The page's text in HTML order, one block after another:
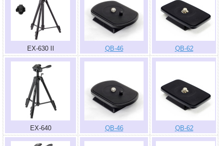
EX-630 II QB-46 QB-62
EX-640 QB-46 QB-62